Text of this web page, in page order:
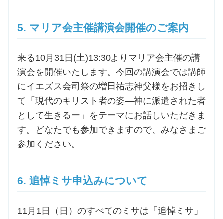
5. マリア会主催講演会開催のご案内
来る10月31日(土)13:30よりマリア会主催の講
演会を開催いたします。今回の講演会では講師
にイエズス会司祭の増田祐志神父様をお招きし
て「現代のキリスト者の姿―神に派遣された者
として生きるー」をテーマにお話しいただきま
す。どなたでも参加できますので、みなさまご
参加ください。
6. 追悼ミサ申込みについて
11月1日（日）のすべてのミサは「追悼ミサ」